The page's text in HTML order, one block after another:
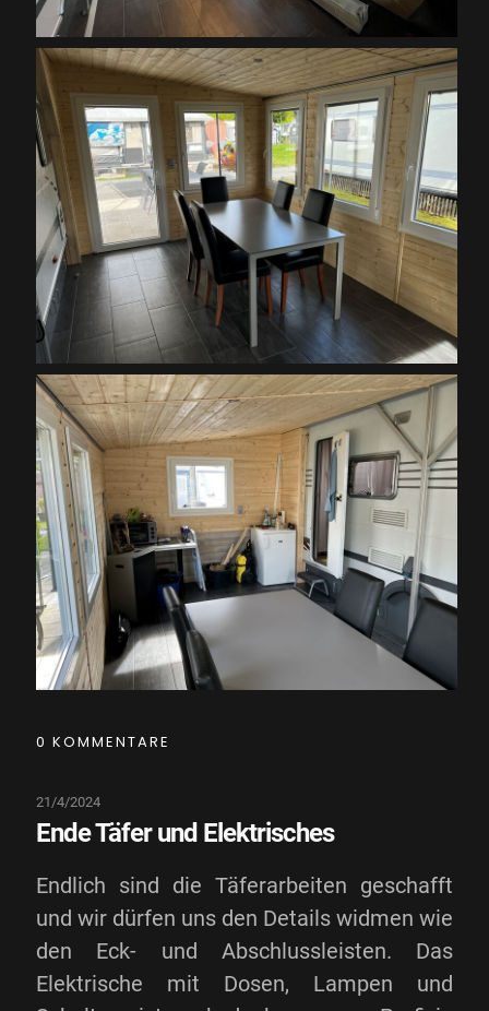
0 KOMMENTARE
Ende Täfer und Elektrisches
21/4/2024
Endlich sind die Täferarbeiten geschafft
und wir dürfen uns den Details widmen wie
den Eck- und Abschlussleisten. Das
Elektrische mit Dosen, Lampen und